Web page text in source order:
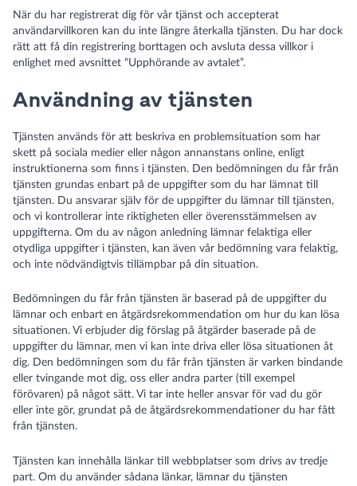
När du har registrerat dig för vår tjänst och accepterat
användarvillkoren kan du inte längre återkalla tjänsten. Du har dock
rätt att få din registrering borttagen och avsluta dessa villkor i
enlighet med avsnittet “Upphörande av avtalet”.
Användning av tjänsten
Tjänsten används för att beskriva en problemsituation som har
skett på sociala medier eller någon annanstans online, enligt
instruktionerna som finns i tjänsten. Den bedömningen du får från
tjänsten grundas enbart på de uppgifter som du har lämnat till
tjänsten. Du ansvarar själv för de uppgifter du lämnar till tjänsten,
och vi kontrollerar inte riktigheten eller överensstämmelsen av
uppgifterna. Om du av någon anledning lämnar felaktiga eller
otydliga uppgifter i tjänsten, kan även vår bedömning vara felaktig,
och inte nödvändigtvis tillämpbar på din situation.
Bedömningen du får från tjänsten är baserad på de uppgifter du
lämnar och enbart en åtgärdsrekommendation om hur du kan lösa
situationen. Vi erbjuder dig förslag på åtgärder baserade på de
uppgifter du lämnar, men vi kan inte driva eller lösa situationen åt
dig. Den bedömningen som du får från tjänsten är varken bindande
eller tvingande mot dig, oss eller andra parter (till exempel
förövaren) på något sätt. Vi tar inte heller ansvar för vad du gör
eller inte gör, grundat på de åtgärdsrekommendationer du har fått
från tjänsten.
Tjänsten kan innehålla länkar till webbplatser som drivs av tredje
part. Om du använder sådana länkar, lämnar du tjänsten